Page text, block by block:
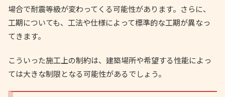
場合で耐震等級が変わってくる可能性があります。さらに、
工期についても、工法や仕様によって標準的な工期が異なっ
てきます。
こういった施工上の制約は、建築場所や希望する性能によっ
ては大きな制限となる可能性があるでしょう。